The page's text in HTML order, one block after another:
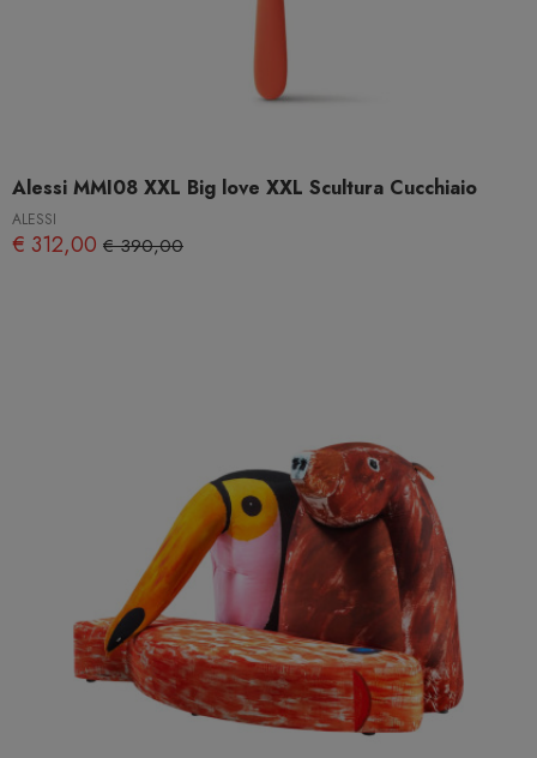
Alessi MMI08 XXL Big love XXL Scultura Cucchiaio
ALESSI
€ 312,00 € 390,00